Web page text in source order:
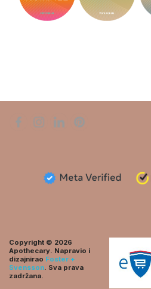
Copyright © 2026
Apothecary. Napravio i
dizajnirao Foster +
Svensson. Sva prava
zadržana.